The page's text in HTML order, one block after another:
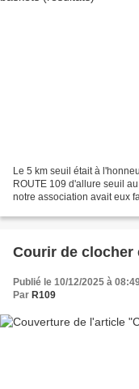
Le 5 km seuil était à
ROUTE 109 d'allure seuil
notre association avait eux
Courir de clocher
Publié le 10/12/2025 à
Par R109